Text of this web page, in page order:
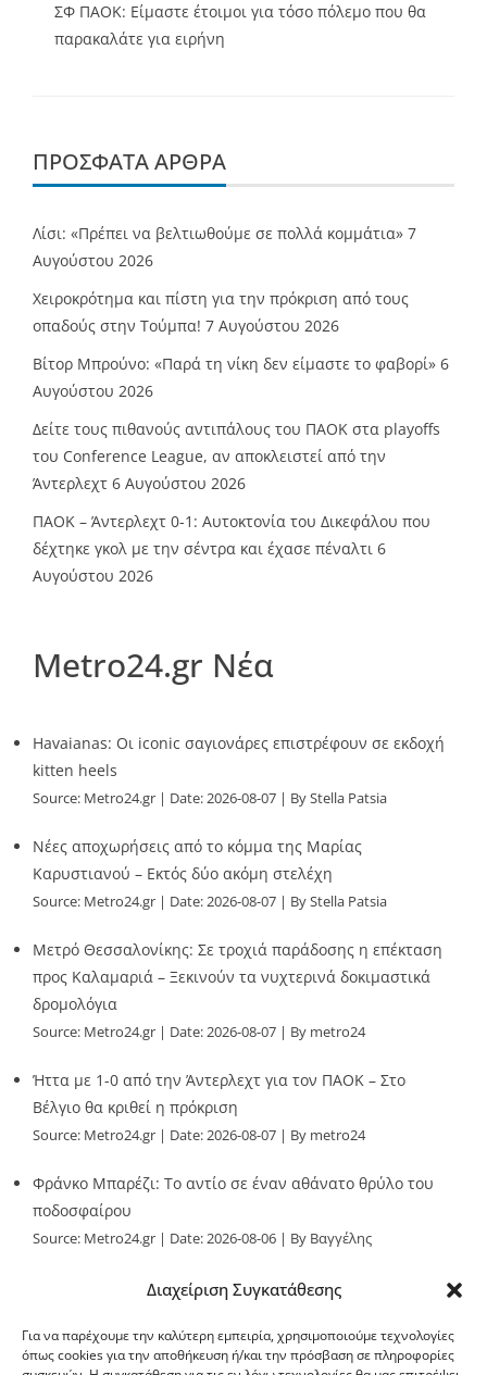
Διαχείριση Συγκατάθεσης
Για να παρέχουμε την καλύτερη εμπειρία, χρησιμοποιούμε τεχνολογίες
όπως cookies για την αποθήκευση ή/και την πρόσβαση σε πληροφορίες
ΣΦ ΠΑΟΚ: Είμαστε έτοιμοι για τόσο πόλεμο που θα
παρακαλάτε για ειρήνη
ΠΡΌΣΦΑΤΑ ΆΡΘΡΑ
Λίσι: «Πρέπει να βελτιωθούμε σε πολλά κομμάτια» 7
Αυγούστου 2026
Χειροκρότημα και πίστη για την πρόκριση από τους
οπαδούς στην Τούμπα! 7 Αυγούστου 2026
Βίτορ Μπρούνο: «Παρά τη νίκη δεν είμαστε το φαβορί» 6
Αυγούστου 2026
Δείτε τους πιθανούς αντιπάλους του ΠΑΟΚ στα playoffs
του Conference League, αν αποκλειστεί από την
Άντερλεχτ 6 Αυγούστου 2026
ΠΑΟΚ – Άντερλεχτ 0-1: Αυτοκτονία του Δικεφάλου που
δέχτηκε γκολ με την σέντρα και έχασε πέναλτι 6
Αυγούστου 2026
Metro24.gr Νέα
Havaianas: Οι iconic σαγιονάρες επιστρέφουν σε εκδοχή
kitten heels
Source: Metro24.gr Date: 2026-08-07 By Stella Patsia
Νέες αποχωρήσεις από το κόμμα της Μαρίας
Καρυστιανού – Εκτός δύο ακόμη στελέχη
Source: Metro24.gr Date: 2026-08-07 By Stella Patsia
Μετρό Θεσσαλονίκης: Σε τροχιά παράδοσης η επέκταση
προς Καλαμαριά – Ξεκινούν τα νυχτερινά δοκιμαστικά
δρομολόγια
Source: Metro24.gr Date: 2026-08-07 By metro24
Ήττα με 1-0 από την Άντερλεχτ για τον ΠΑΟΚ – Στο
Βέλγιο θα κριθεί η πρόκριση
Source: Metro24.gr Date: 2026-08-07 By metro24
Φράνκο Μπαρέζι: Το αντίο σε έναν αθάνατο θρύλο του
ποδοσφαίρου
Source: Metro24.gr Date: 2026-08-06
By Βαγγέλης